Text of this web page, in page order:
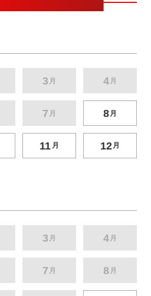
3 月 4 月
7 月 8 月
11 月 12月
3 月 4 月
7 月 8 月